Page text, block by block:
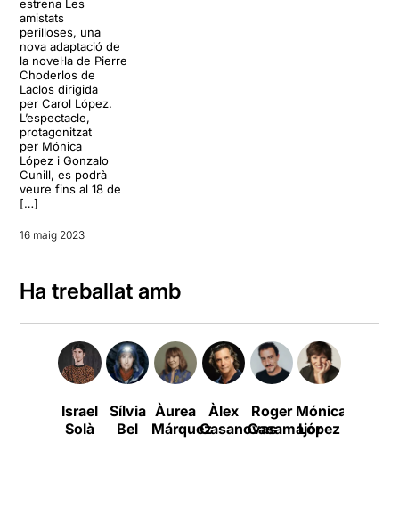
estrena Les
amistats
perilloses, una
nova adaptació de
la novel·la de Pierre
Choderlos de
Laclos dirigida
per Carol López.
L’espectacle,
protagonitzat
per Mónica
López i Gonzalo
Cunill, es podrà
veure fins al 18 de
[…]
16 maig 2023
Ha treballat amb
Israel
Solà
Sílvia
Bel
Àurea
Márquez
Àlex
Casanovas
Roger
Casamajor
Mónica
López